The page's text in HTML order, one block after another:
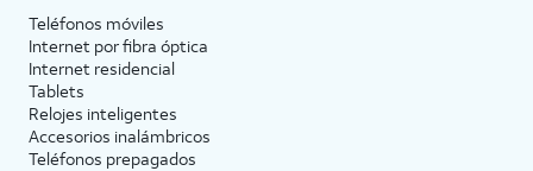
Teléfonos móviles
Internet por fibra óptica
Internet residencial
Tablets
Relojes inteligentes
Accesorios inalámbricos
Teléfonos prepagados